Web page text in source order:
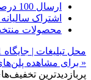
ارسال 100 درصد رایگان باسلام از محصولات منتخب
اشتراک سالیانه مکتب
محصولات منتخب با 50 درصد
محل تبلیغات | جایگاه C - 1
« برای مشاهده
پربازدیدترین